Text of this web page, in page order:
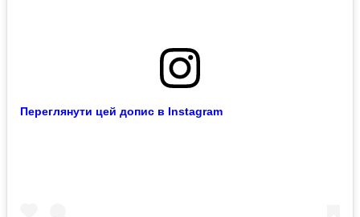
Переглянути цей допис в Instagram